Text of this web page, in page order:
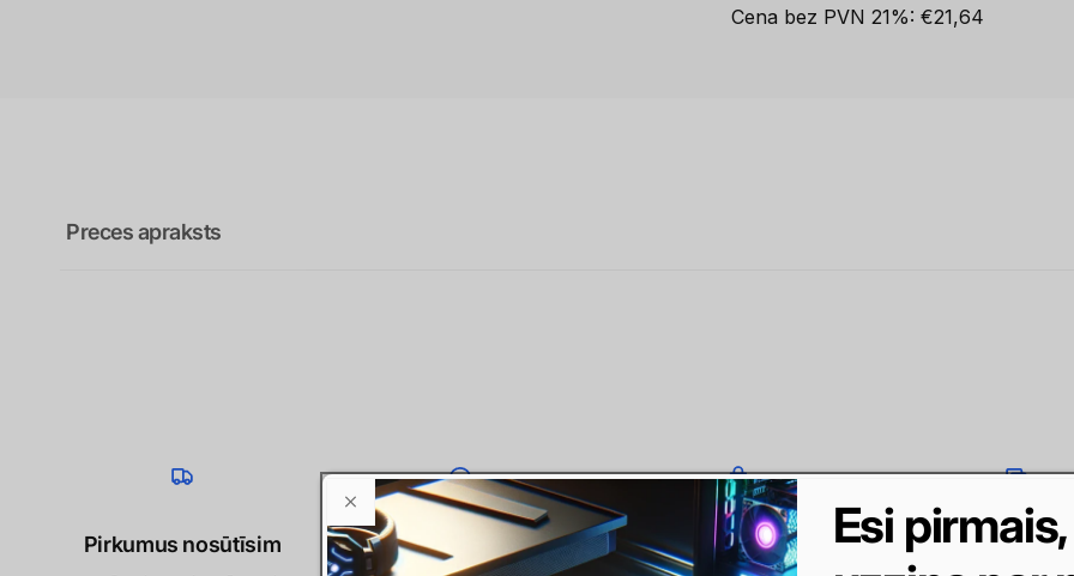
Cena bez PVN 21%: €21,64
Preces apraksts
Pirkumus nosūtīsim Esam sasniedzami: Maksājumi Līzings /
Esi